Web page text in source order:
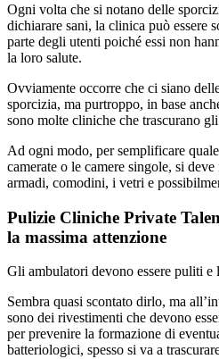
Ogni volta che si notano delle
dichiarare sani, la clinica può essere
parte degli utenti poiché essi non
la loro salute.
Ovviamente occorre che ci siano
sporcizia, ma purtroppo, in base
sono molte cliniche che trascurano
Ad ogni modo, per semplificare
camerate o le camere singole, si
armadi, comodini, i vetri e
Pulizie Cliniche Private
la massima attenzione
Gli ambulatori devono essere puliti e
Sembra quasi scontato dirlo, ma
sono dei rivestimenti che devono
per prevenire la formazione di
batteriologici, spesso si va a